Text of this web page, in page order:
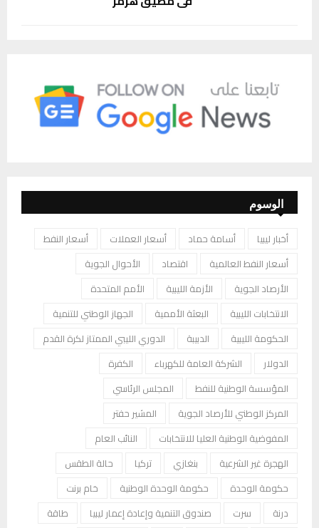
الوسوم
أخبار ليبيا أسامة حماد أسعار العملات
أسعار النفط
أسعار النفط العالمية
اقتصاد
الأحوال الجوية
الأرصاد الجوية
الأزمة الليبية
الأمم المتحدة
الانتخابات الليبية
البعثة الأممية
الجهاز الوطني للتنمية
الحكومة الليبية
الدبيبة
الدوري الليبي الممتاز لكرة القدم
الدولار
الشركة العامة للكهرباء
الكفرة
المؤسسة الوطنية للنفط
المجلس الرئاسي
المركز الوطني للأرصاد الجوية
المشير حفتر
المفوضية الوطنية العليا للانتخابات
النائب العام
الهجرة غير الشرعية
بنغازي تركيا
حالة الطقس
حكومة الوحدة
حكومة الوحدة الوطنية
خام برنت
درنة
سرت صندوق التنمية وإعادة إعمار ليبيا
طاقة